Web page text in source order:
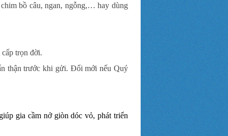
bồ câu, ngan, ngỗng,… hay dùng
trọn đời.
thận trước khi gửi. Đổi mới nếu Quý
gia cầm nở giòn dóc vỏ, phát triển